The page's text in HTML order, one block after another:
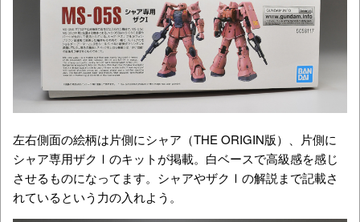
左右側面の絵柄は片側にシャア（THE ORIGIN版）、片側に
シャア専用ザクⅠのキットが掲載。白ベースで高級感を感じ
させるものになってます。シャアやザクⅠの解説まで記載さ
れているという力の入れよう。